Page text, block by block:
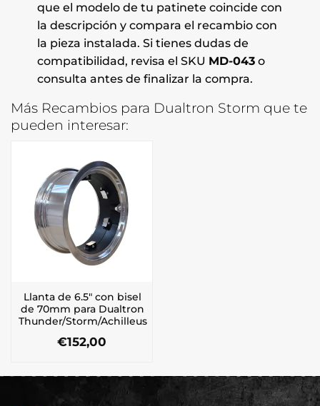
que el modelo de tu patinete coincide con
la descripción y compara el recambio con
la pieza instalada. Si tienes dudas de
compatibilidad, revisa el SKU MD-043o
consulta antes de finalizar la compra.
Más Recambios para Dualtron Storm que te
pueden interesar:
Llanta de 6.5″ con bisel
de 70mm para Dualtron
Thunder/Storm/Achilleus
€152,00